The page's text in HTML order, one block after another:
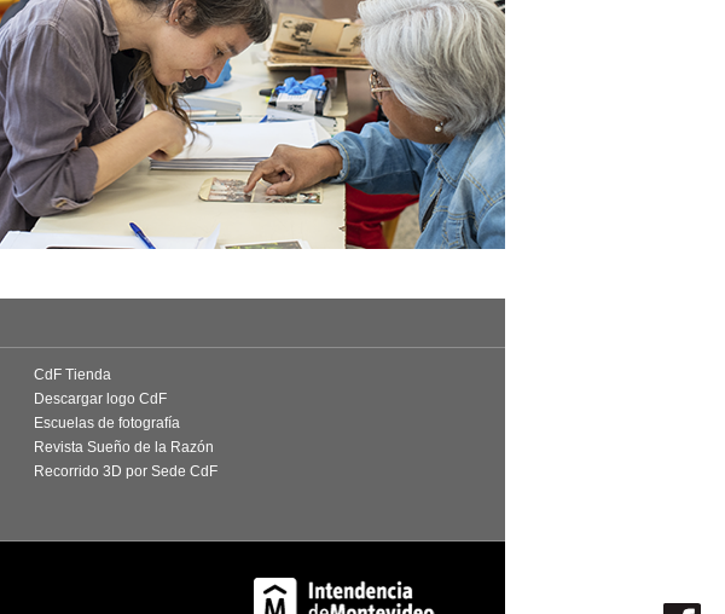
CdF Tienda
Descargar logo CdF
Escuelas de fotografía
Revista Sueño de la Razón
Recorrido 3D por Sede CdF